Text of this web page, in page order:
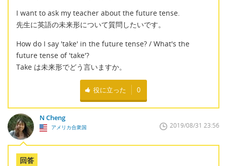
I want to ask my teacher about the future tense.
先生に英語の未来形について質問したいです。
How do I say 'take' in the future tense? / What's the
future tense of 'take'?
Take は未来形でどう言いますか。
役に立った 0
N Cheng
アメリカ合衆国 2019/08/31 23:56
回答